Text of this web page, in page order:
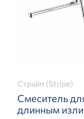
Страйп (Stripe)
Смеситель
длинным